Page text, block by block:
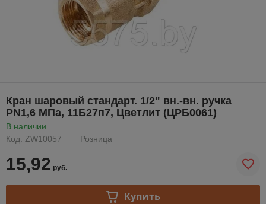
Кран шаровый стандарт. 1/2" вн.-вн. ручка
PN1,6 МПа, 11Б27п7, Цветлит (ЦРБ0061)
В наличии
Код: ZW10057
Розница
15,92 руб.
Купить